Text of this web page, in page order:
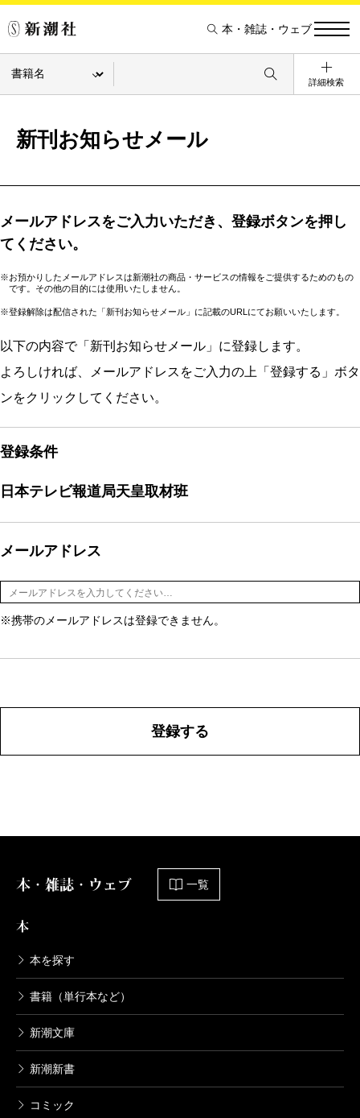
本・雑誌・ウェブ
詳細検索
新刊お知らせメール
メールアドレスをご入力いただき、登録ボタンを押し
てください。
※お預かりしたメールアドレスは新潮社の商品・サービスの情報をご提供するためのもの
です。その他の目的には使用いたしません。
※登録解除は配信された「新刊お知らせメール」に記載のURLにてお願いいたします。
以下の内容で「新刊お知らせメール」に登録します。
よろしければ、メールアドレスをご入力の上「登録する」ボタ
ンをクリックしてください。
登録条件
日本テレビ報道局天皇取材班
メールアドレス
※携帯のメールアドレスは登録できません。
登録する
本・雑誌・ウェブ 一覧
本
本を探す
書籍（単行本など）
新潮文庫
新潮新書
コミック